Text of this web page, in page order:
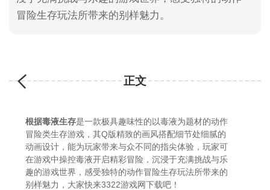
冒险生存玩法所带来的别样魅力。
正文
根据毒液生存是一款极具趣味性的以毒液为题材的动作
冒险类生存游戏，其Q版精致的画风搭配细节处细腻的
动画设计，能为玩家带来与众不同的指尖体验，玩家可
在游戏中操控毒液开启精彩冒险，沉浸于充满挑战与乐
趣的游戏世界，感受独特的动作冒险生存玩法所带来的
别样魅力，大家快来3322游戏网下载吧！